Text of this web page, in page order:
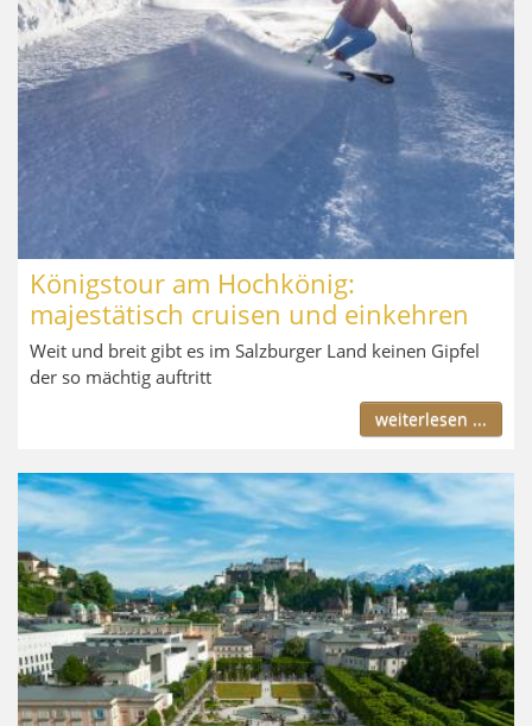
Königstour am Hochkönig:
majestätisch cruisen und einkehren
Weit und breit gibt es im Salzburger Land keinen Gipfel
der so mächtig auftritt
weiterlesen ...